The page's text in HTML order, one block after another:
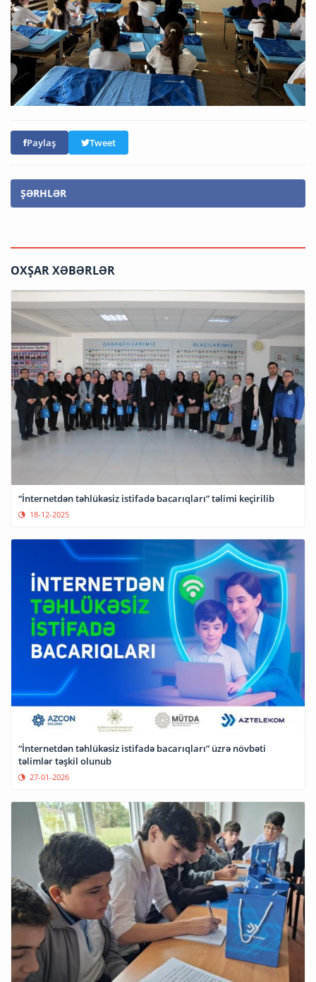
Paylaş Tweet
ŞƏRHLƏR
OXŞAR XƏBƏRLƏR
“İnternetdən təhlükəsiz istifadə bacarıqları” təlimi keçirilib
18-12-2025
“İnternetdən təhlükəsiz istifadə bacarıqları” üzrə növbəti
təlimlər təşkil olunub
27-01-2026